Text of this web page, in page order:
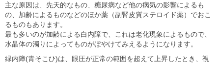
主な原因は、先天的なもの、糖尿病など他の病気の影響によるも
の、加齢によるものなどのほか薬（副腎皮質ステロイド薬）でおこ
るものもあります。
最も多いのが加齢による白内障で、これは老化現象によるもので、
水晶体の濁りによってものがぼやけてみえるようになります。
緑内障(青そこひ)は、眼圧が正常の範囲を超えて上昇したとき、視